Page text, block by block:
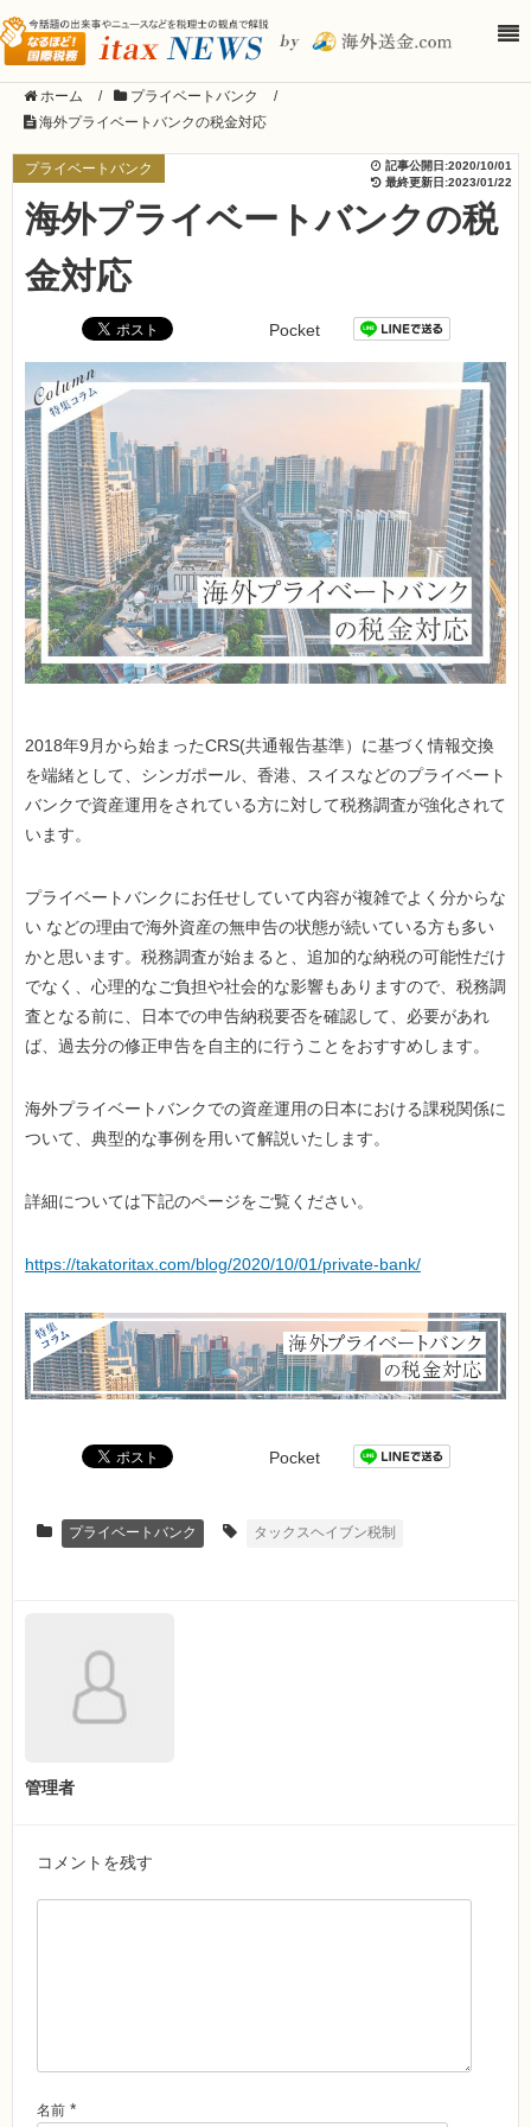
ホーム / プライベートバンク
/
海外プライベートバンクの税金対応
プライベートバンク 記事公開日:2020/10/01
最終更新日:2023/01/22
海外プライベートバンクの税
金対応
Pocket
2018年9月から始まったCRS(共通報告基準）に基づく情報交換
を端緒として、シンガポール、香港、スイスなどのプライベート
バンクで資産運用をされている方に対して税務調査が強化されて
います。
プライベートバンクにお任せしていて内容が複雑でよく分からな
い などの理由で海外資産の無申告の状態が続いている方も多い
かと思います。税務調査が始まると、追加的な納税の可能性だけ
でなく、心理的なご負担や社会的な影響もありますので、税務調
査となる前に、日本での申告納税要否を確認して、必要があれ
ば、過去分の修正申告を自主的に行うことをおすすめします。
海外プライベートバンクでの資産運用の日本における課税関係に
ついて、典型的な事例を用いて解説いたします。
詳細については下記のページをご覧ください。
https://takatoritax.com/blog/2020/10/01/private-bank/
Pocket
プライベートバンク タックスヘイブン税制
管理者
コメントを残す
名前 *